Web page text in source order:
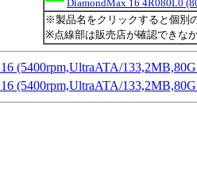
DiamondMax 16 4R080L0
※製品名をクリックすると個別
※点線部は販売店が確認できな
(5400rpm,UltraATA/
(5400rpm,UltraATA/